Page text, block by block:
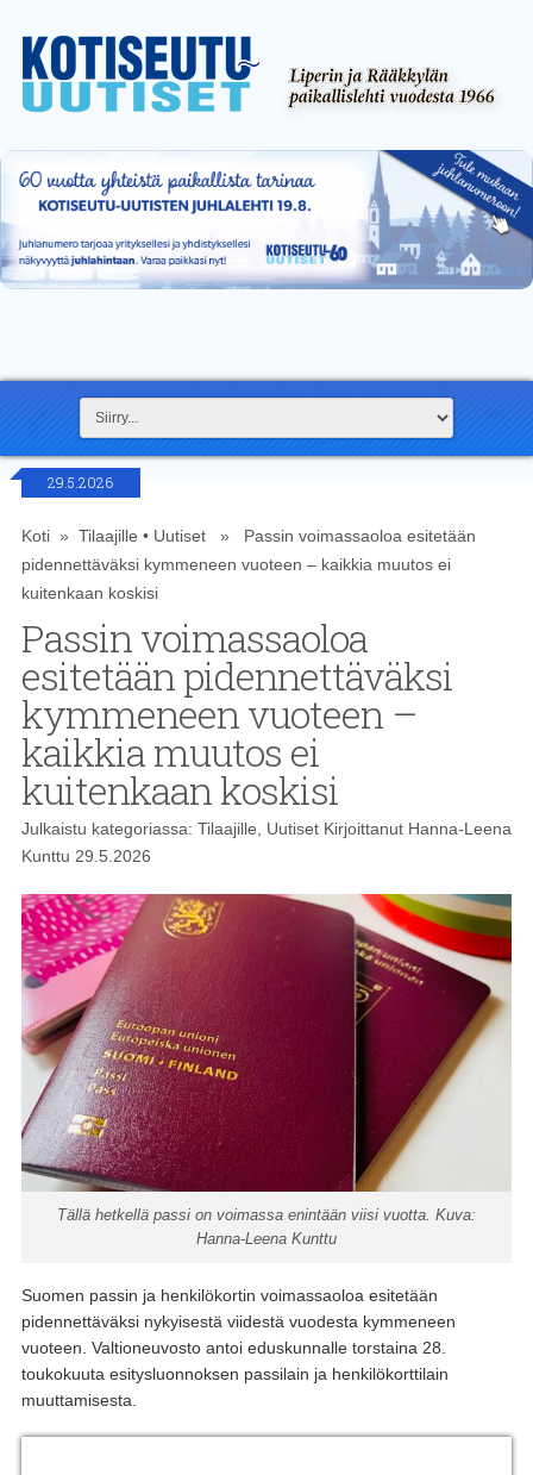
29.5.2026
Koti» Tilaajille • Uutiset» Passin voimassaoloa esitetään
pidennettäväksi kymmeneen vuoteen – kaikkia muutos ei
kuitenkaan koskisi
Passin voimassaoloa
esitetään pidennettäväksi
kymmeneen vuoteen –
kaikkia muutos ei
kuitenkaan koskisi
Julkaistu kategoriassa: Tilaajille, UutisetKirjoittanut Hanna-Leena
Kunttu 29.5.2026
Tällä hetkellä passi on voimassa enintään viisi vuotta. Kuva:
Hanna-Leena Kunttu
Suomen passin ja henkilökortin voimassaoloa esitetään
pidennettäväksi nykyisestä viidestä vuodesta kymmeneen
vuoteen. Valtioneuvosto antoi eduskunnalle torstaina 28.
toukokuuta esitysluonnoksen passilain ja henkilökorttilain
muuttamisesta.